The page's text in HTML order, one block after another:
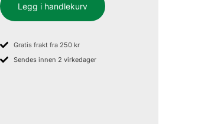
Legg i handlekurv
Gratis frakt fra 250 kr
Sendes innen 2 virkedager